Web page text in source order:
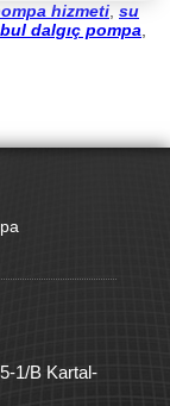
hizmeti su
dalgıç pompa
1/B Kartal-